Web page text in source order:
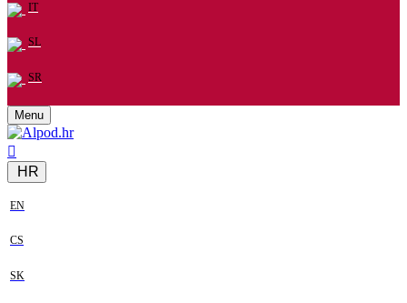
IT
SL
SR
Menu
HR
EN
CS
SK